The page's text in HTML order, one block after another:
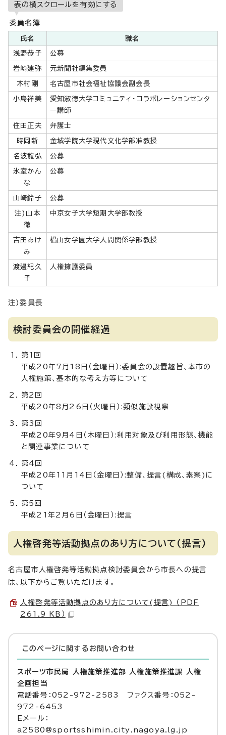
表の横スクロールを有効にする
委員名簿
氏名 職名
浅野恭子 公募
岩崎建弥 元新聞社編集委員
木村剛 名古屋市社会福祉協議会副会長
小島祥美
愛知淑徳大学コミュニティ・コラボレーションセンタ
ー講師
住田正夫 弁護士
時岡新 金城学院大学現代文化学部准教授
名波龍弘 公募
氷室かん
な
公募
山崎鈴子 公募
注)山本
徹
中京女子大学短期大学部教授
吉田あけ
み
椙山女学園大学人間関係学部教授
渡邊紀久
子
人権擁護委員
注)委員長
検討委員会の開催経過
第1回
平成20年7月18日（金曜日）:委員会の設置趣旨、本市の
人権施策、基本的な考え方等について
第2回
平成20年8月26日（火曜日）:類似施設視察
第3回
平成20年9月4日（木曜日）:利用対象及び利用形態、機能
と関連事業について
第4回
平成20年11月14日（金曜日）:整備、提言(構成、素案)に
ついて
第5回
平成21年2月6日（金曜日）:提言
人権啓発等活動拠点のあり方について(提言)
名古屋市人権啓発等活動拠点検討委員会から市長への提言
は、以下からご覧いただけます。
人権啓発等活動拠点のあり方について(提言) （PDF
261.9 KB）
このページに関する お問い合わせ
スポーツ市民局 人権施策推進部 人権施策推進課 人権
企画担当
電話番号：052-972-2583 ファクス番号：052-
972-6453
Eメール：
a2580@sportsshimin.city.nagoya.lg.jp